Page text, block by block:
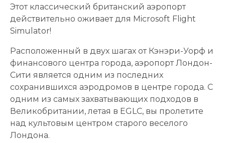
Этот классический британский аэропорт
действительно оживает для Microsoft Flight
Simulator!
Расположенный в двух шагах от Кэнэри-Уорф и
финансового центра города, аэропорт Лондон-
Сити является одним из последних
сохранившихся аэродромов в центре города. С
одним из самых захватывающих подходов в
Великобритании, летая в EGLC, вы пролетите
над культовым центром старого веселого
Лондона.